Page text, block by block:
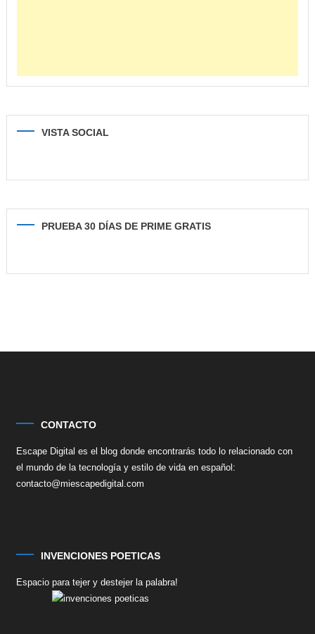
VISTA SOCIAL
PRUEBA 30 DÍAS DE PRIME GRATIS
CONTACTO
Escape Digital es el blog donde encontrarás todo lo relacionado con
el mundo de la tecnología y estilo de vida en español:
contacto@miescapedigital.com
INVENCIONES POETICAS
Espacio para tejer y destejer la palabra!